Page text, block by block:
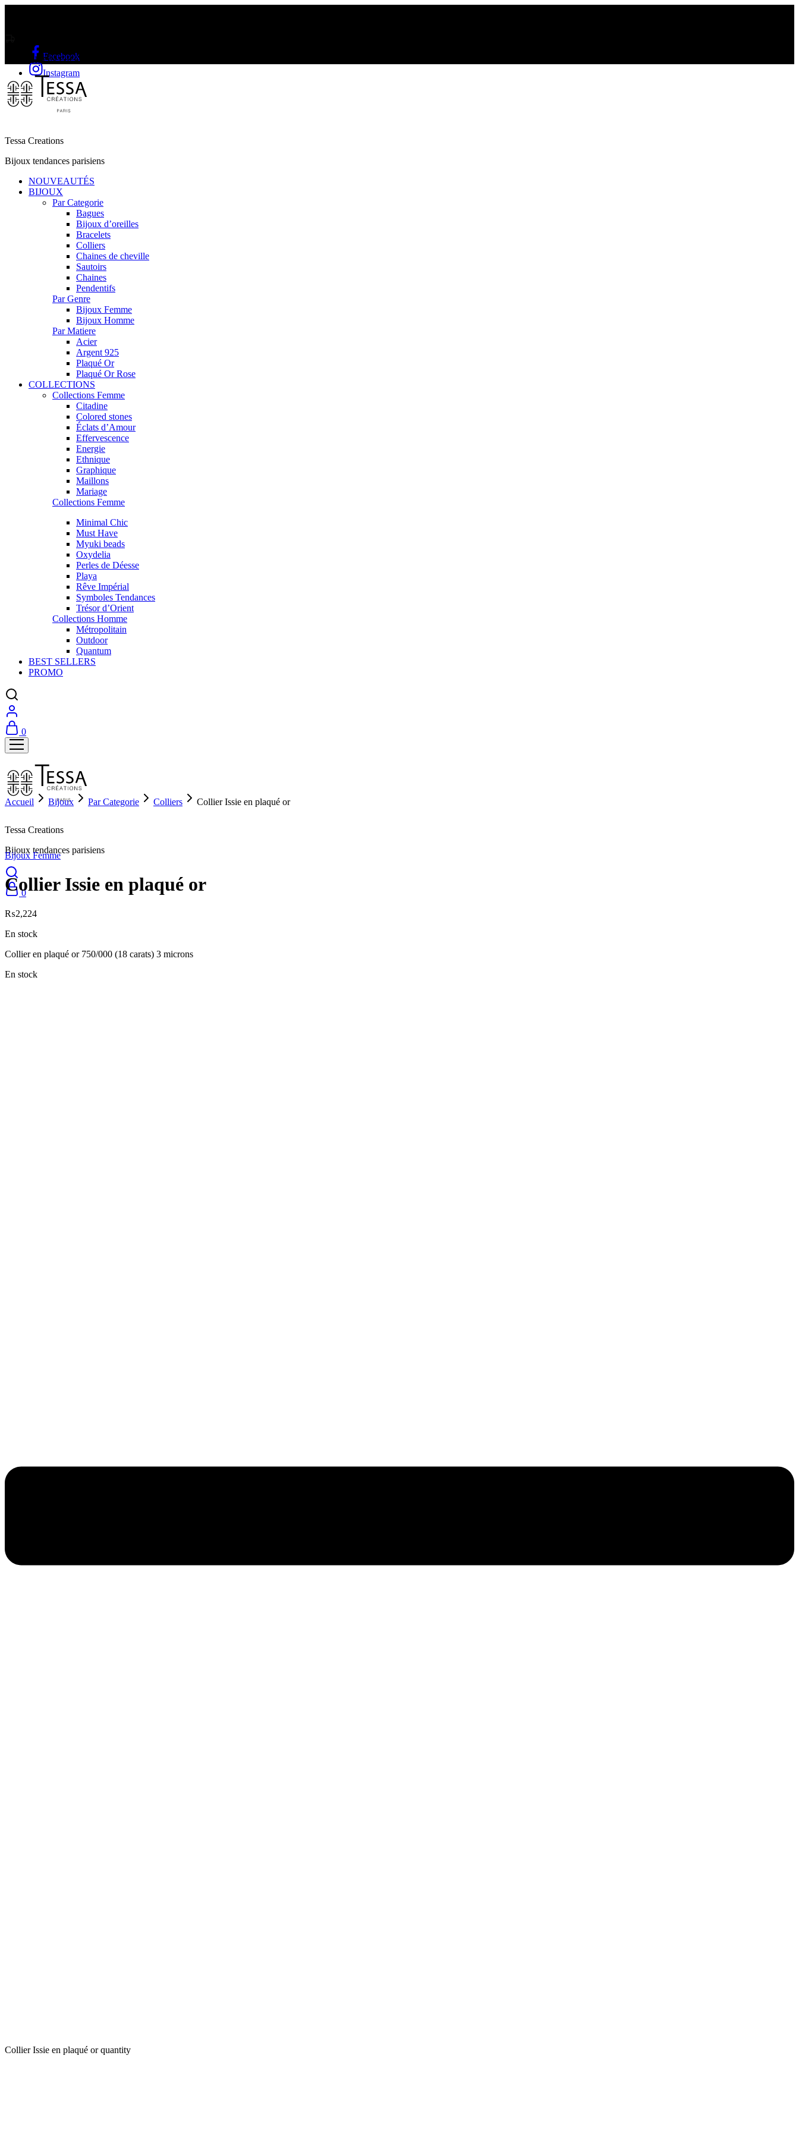
Facebook
Instagram
LIVRAISON GRATUITE A PARTIR DE RS2000
Tessa Creations
Bijoux tendances parisiens
NOUVEAUTÉS
BIJOUX
Par Categorie
Bagues
Bijoux d’oreilles
Bracelets
Colliers
Chaines de cheville
Sautoirs
Chaines
Pendentifs
Par Genre
Bijoux Femme
Bijoux Homme
Par Matiere
Acier
Argent 925
Plaqué Or
Plaqué Or Rose
COLLECTIONS
Collections Femme
Citadine
Colored stones
Éclats d’Amour
Effervescence
Energie
Ethnique
Graphique
Maillons
Mariage
Collections Femme
Minimal Chic
Must Have
Myuki beads
Oxydelia
Perles de Déesse
Playa
Rêve Impérial
Symboles Tendances
Trésor d’Orient
Collections Homme
Métropolitain
Outdoor
Quantum
BEST SELLERS
PROMO
0
Tessa Creations
Bijoux tendances parisiens
0
Accueil Bijoux Par Categorie Colliers
Collier Issie en plaqué or
Bijoux Femme
Collier Issie en plaqué or
₨2,224
En stock
Collier en plaqué or 750/000 (18 carats) 3 microns
En stock
Collier Issie en plaqué or quantity